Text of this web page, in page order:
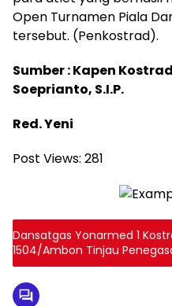
Open Turnamen Piala
tersebut. (Penkostrad).
Sumber : Kapen
Soeprianto, S.I.P.
Red. Yeni
Post Views: 281
Dansatgas Yonarmed 1
1504/Ambon Tinjau
Pelauw dan Kariu